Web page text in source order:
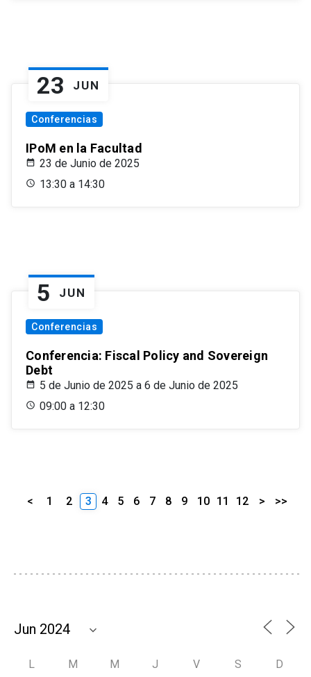
23 JUN
Conferencias
IPoM en la Facultad
23 de Junio de 2025
13:30 a 14:30
5 JUN
Conferencias
Conferencia: Fiscal Policy and Sovereign
Debt
5 de Junio de 2025 a 6 de Junio de 2025
09:00 a 12:30
< 1 2 3 4 5 6 7 8 9 10 11 12 > >>
L M M J V S D